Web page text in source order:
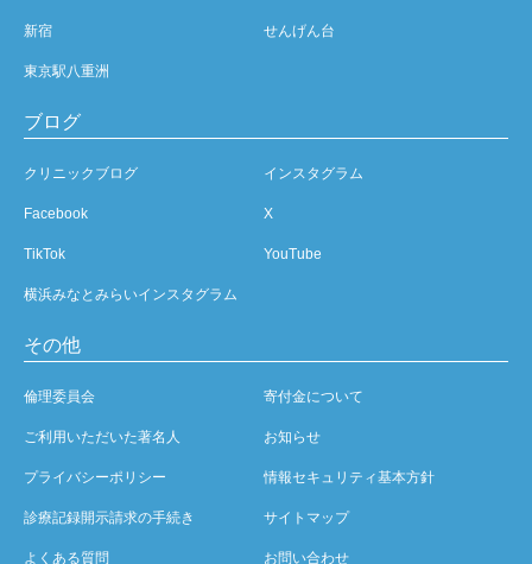
新宿 せんげん台
東京駅八重洲
ブログ
クリニックブログ インスタグラム
Facebook X
TikTok YouTube
横浜みなとみらいインスタグラム
その他
倫理委員会 寄付金について
ご利用いただいた著名人 お知らせ
プライバシーポリシー 情報セキュリティ基本方針
診療記録開示請求の手続き サイトマップ
よくある質問 お問い合わせ